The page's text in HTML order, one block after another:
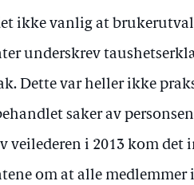
ikke vanlig at
underskrev
Dette var heller ikke
saker av
veilederen i 2013 kom det
om at alle